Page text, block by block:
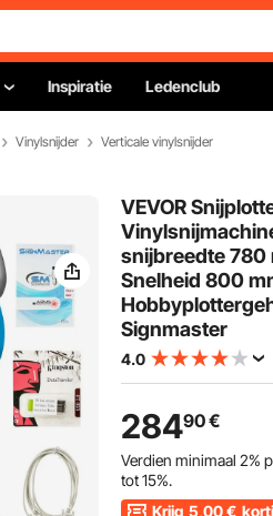
Inspiratie Ledenclub
Vinylsnijder Verticale vinylsnijder
VEVOR
snijbreedte 780
Snelheid 800
Signmaster
4.0
28490€
Verdien minimaal2%
tot15%.
Krijg 5,00 €